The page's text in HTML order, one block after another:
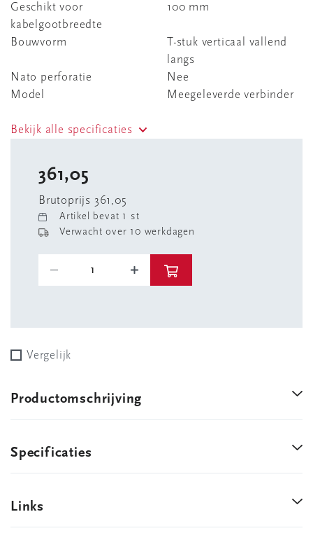
Geschikt voor
kabelgootbreedte
100 mm
Bouwvorm
T-stuk verticaal vallend
langs
Nato perforatie
Nee
Model
Meegeleverde verbinder
Bekijk alle specificaties
361,05
Brutoprijs 361,05
Artikel bevat 1 st
Verwacht over 10 werkdagen
Vergelijk
Productomschrijving
Specificaties
Links